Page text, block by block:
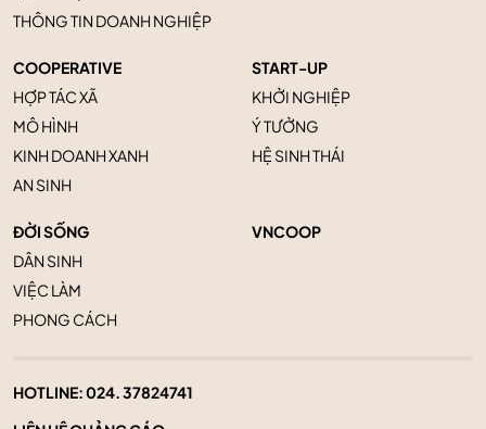
THÔNG TIN DOANH NGHIỆP
COOPERATIVE
HỢP TÁC XÃ
MÔ HÌNH
KINH DOANH XANH
AN SINH
START-UP
KHỞI NGHIỆP
Ý TƯỞNG
HỆ SINH THÁI
ĐỜI SỐNG
DÂN SINH
VIỆC LÀM
PHONG CÁCH
VNCOOP
HOTLINE:024. 37824741